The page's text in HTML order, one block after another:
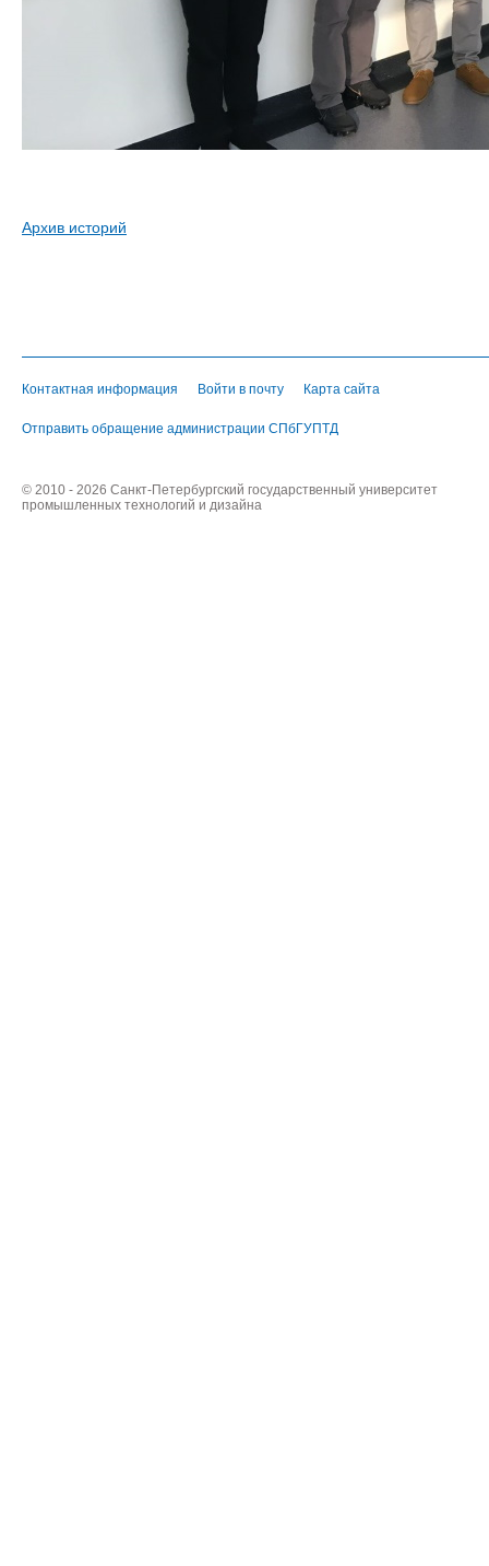
Архив историй
Контактная информация Войти в почту Карта сайта
Отправить обращение администрации СПбГУПТД
© 2010 - 2026 Санкт-Петербургский государственный университет
промышленных технологий и дизайна